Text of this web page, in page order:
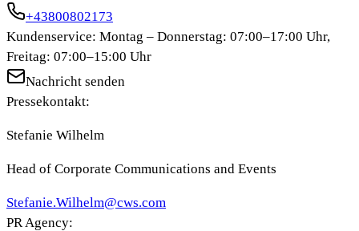
+43800802173
Kundenservice: Montag – Donnerstag: 07:00–17:00 Uhr,
Freitag: 07:00–15:00 Uhr
Nachricht senden
Pressekontakt:
Stefanie Wilhelm
Head of Corporate Communications and Events
Stefanie.Wilhelm@cws.com
PR Agency: